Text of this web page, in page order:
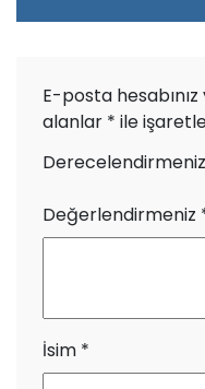
E-posta
alanlar * ile
Derecelendirmeniz
Değerlendirmeniz
İsim *